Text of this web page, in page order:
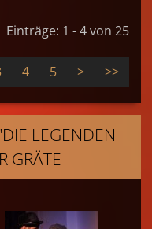
Einträge: 1 - 4 von 25
4 5 > >>
LEGENDEN
GRÄTE